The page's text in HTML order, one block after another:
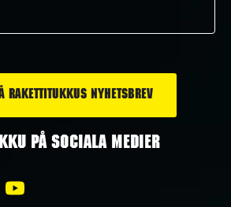
PÅ SOCIALA MEDIER